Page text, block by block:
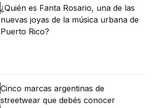
¿Quién es Fanta Rosario, una de las
nuevas joyas de la música urbana de
Puerto Rico?
Cinco marcas argentinas de
streetwear que debés conocer